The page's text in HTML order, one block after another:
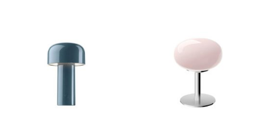
Les
options
peuvent
choisies
sur